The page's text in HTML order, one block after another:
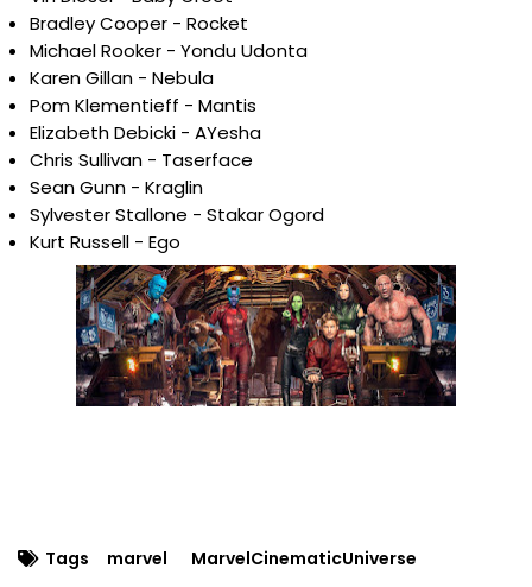
Bradley Cooper - Rocket
Michael Rooker - Yondu Udonta
Karen Gillan - Nebula
Pom Klementieff - Mantis
Elizabeth Debicki - AYesha
Chris Sullivan - Taserface
Sean Gunn - Kraglin
Sylvester Stallone - Stakar Ogord
Kurt Russell - Ego
Tags marvel MarvelCinematicUniverse